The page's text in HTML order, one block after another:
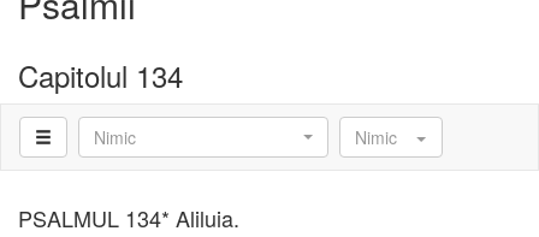
Capitolul 134
Nimic Nimic
PSALMUL 134* Aliluia.